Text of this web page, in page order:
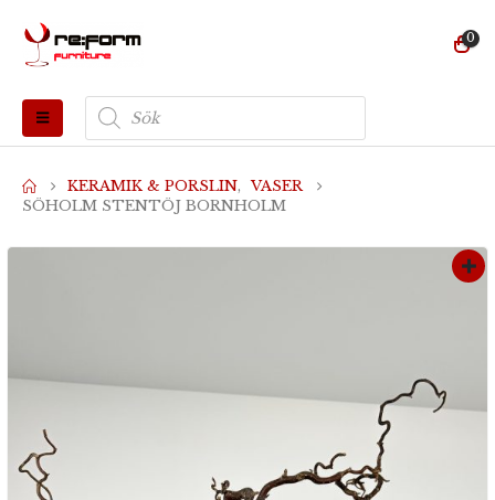
0
Produktsökning
KERAMIK & PORSLIN, VASER
SÖHOLM STENTÖJ BORNHOLM